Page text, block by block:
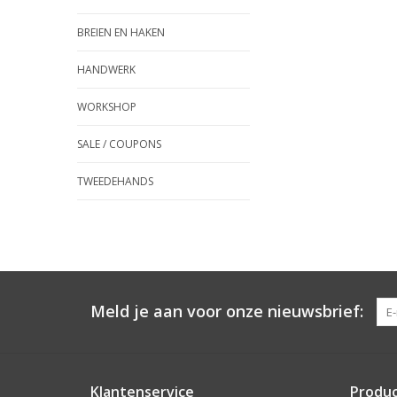
BREIEN EN HAKEN
HANDWERK
WORKSHOP
SALE / COUPONS
TWEEDEHANDS
Meld je aan voor onze nieuwsbrief:
Klantenservice